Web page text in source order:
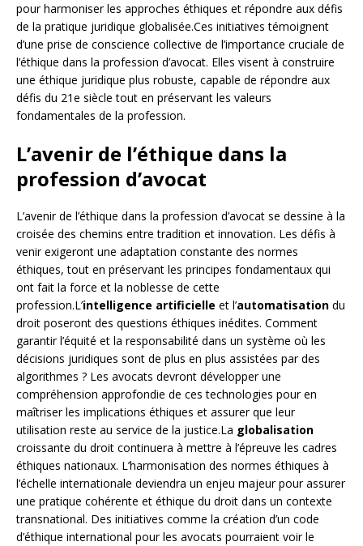
pour harmoniser les approches éthiques et répondre aux défis
de la pratique juridique globalisée.Ces initiatives témoignent
d’une prise de conscience collective de l’importance cruciale de
l’éthique dans la profession d’avocat. Elles visent à construire
une éthique juridique plus robuste, capable de répondre aux
défis du 21e siècle tout en préservant les valeurs
fondamentales de la profession.
L’avenir de l’éthique dans la
profession d’avocat
L’avenir de l’éthique dans la profession d’avocat se dessine à la
croisée des chemins entre tradition et innovation. Les défis à
venir exigeront une adaptation constante des normes
éthiques, tout en préservant les principes fondamentaux qui
ont fait la force et la noblesse de cette
profession.L’intelligence artificielle et l’automatisation du
droit poseront des questions éthiques inédites. Comment
garantir l’équité et la responsabilité dans un système où les
décisions juridiques sont de plus en plus assistées par des
algorithmes ? Les avocats devront développer une
compréhension approfondie de ces technologies pour en
maîtriser les implications éthiques et assurer que leur
utilisation reste au service de la justice.La globalisation
croissante du droit continuera à mettre à l’épreuve les cadres
éthiques nationaux. L’harmonisation des normes éthiques à
l’échelle internationale deviendra un enjeu majeur pour assurer
une pratique cohérente et éthique du droit dans un contexte
transnational. Des initiatives comme la création d’un code
d’éthique international pour les avocats pourraient voir le